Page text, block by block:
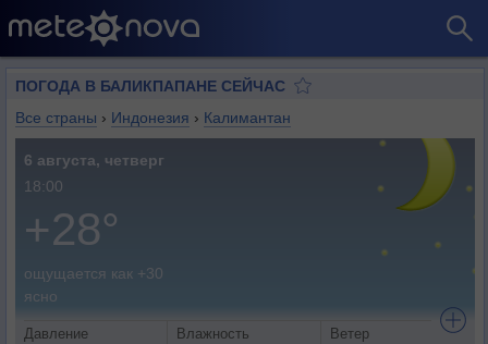
ПОГОДА В БАЛИКПАПАНЕ СЕЙЧАС
Все страны › Индонезия › Калимантан
6 августа, четверг
18:00
+28°
ощущается как +30
ясно
Давление Влажность Ветер